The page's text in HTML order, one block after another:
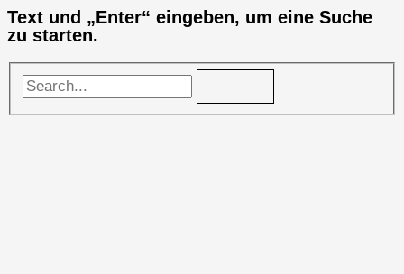
Text und „Enter“ eingeben, um eine Suche
zu starten.
Search...